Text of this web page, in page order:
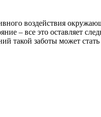
воздействия
– все это оставляет
такой заботы может